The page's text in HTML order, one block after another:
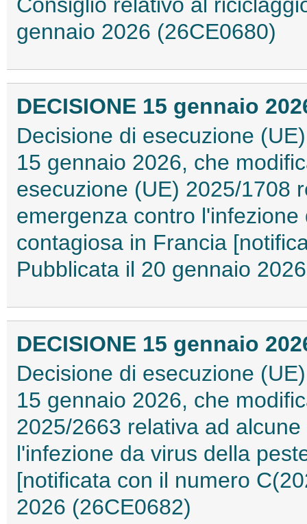
gennaio 2026 (26CE0680)
DECISIONE 15 gennaio
Decisione di esecuzione
15 gennaio 2026, che
esecuzione (UE) 2025/1708
emergenza contro
contagiosa in Francia
Pubblicata il 20 gennaio
DECISIONE 15 gennaio
Decisione di esecuzione
15 gennaio 2026, che
2025/2663 relativa ad
l'infezione da virus della
[notificata con il numero
2026 (26CE0682)